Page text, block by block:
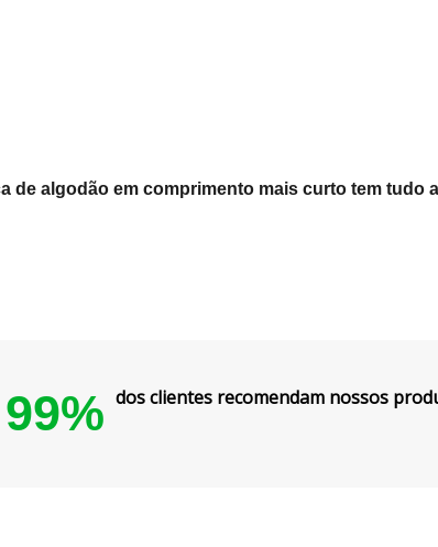
de algodão em comprimento mais curto tem tudo
99% dos clientes recomendam nossos